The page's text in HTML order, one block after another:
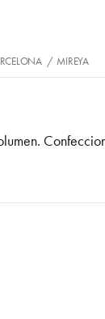
/ MIREYA